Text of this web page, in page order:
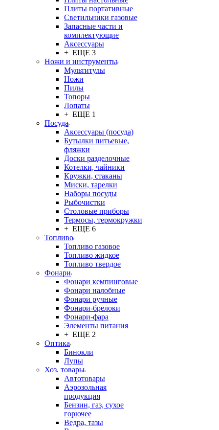
Плиты портативные
Светильники газовые
Запасные части и
комплектующие
Аксессуары
+ ЕЩЕ 3
Ножи и инструменты
Мультитулы
Ножи
Пилы
Топоры
Лопаты
+ ЕЩЕ 1
Посуда
Аксессуары (посуда)
Бутылки питьевые,
фляжки
Доски разделочные
Котелки, чайники
Кружки, стаканы
Миски, тарелки
Наборы посуды
Рыбочистки
Столовые приборы
Термосы, термокружки
+ ЕЩЕ 6
Топливо
Топливо газовое
Топливо жидкое
Топливо твердое
Фонари
Фонари кемпинговые
Фонари налобные
Фонари ручные
Фонари-брелоки
Фонари-фара
Элементы питания
+ ЕЩЕ 2
Оптика
Бинокли
Лупы
Хоз. товары
Автотовары
Аэрозольная
продукция
Бензин, газ, сухое
горючее
Ведра, тазы